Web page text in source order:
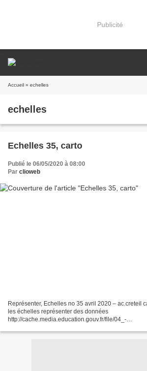
Publicité
Accueil » echelles
echelles
Echelles 35, carto
Publié le 06/05/2020 à 08:00
Par clioweb
Représenter, Echelles no 35 avril 2020 – ac.creteil
les échelles représenter des données
http://cache.media.education.gouv.fr/file/04_-